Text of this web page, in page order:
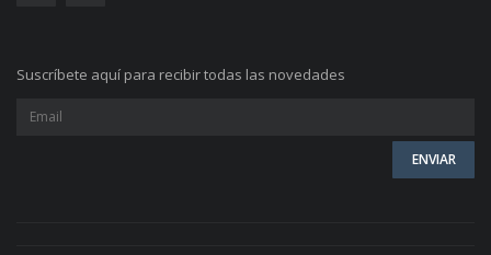
Suscríbete aquí para recibir todas las novedades